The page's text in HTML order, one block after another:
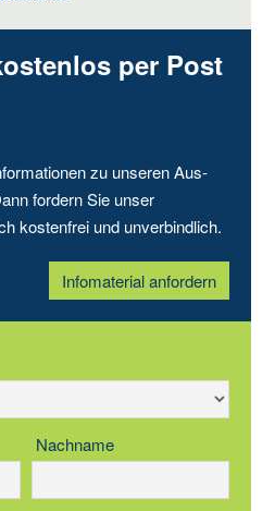
per Post
zu unseren Aus-
fordern Sie unser
kostenfrei und unverbindlich.
Infomaterial anfordern
Nachname